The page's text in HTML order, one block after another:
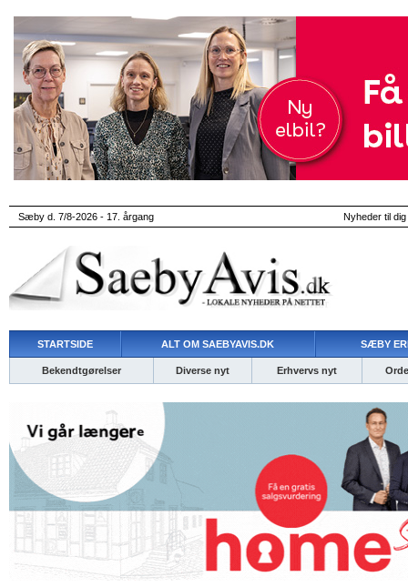
Sæby d. 7/8-2026 - 17. årgang Nyheder til
STARTSIDE ALT OM SAEBYAVIS.DK SÆBY
Bekendtgørelser Diverse nyt Erhvervs nyt